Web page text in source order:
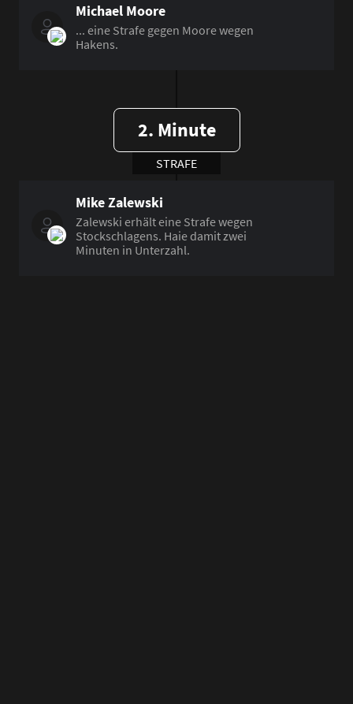
Michael Moore
... eine Strafe gegen Moore wegen
Hakens.
2. Minute
STRAFE
Mike Zalewski
Zalewski erhält eine Strafe wegen
Stockschlagens. Haie damit zwei
Minuten in Unterzahl.